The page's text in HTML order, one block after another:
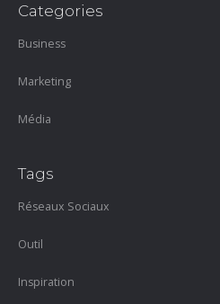
Categories
Business
Marketing
Média
Tags
Réseaux Sociaux
Outil
Inspiration